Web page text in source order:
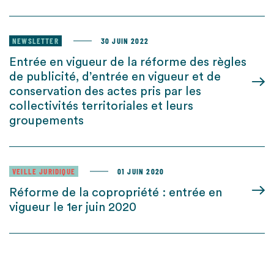
NEWSLETTER 30 JUIN 2022
Entrée en vigueur de la réforme des règles
de publicité, d’entrée en vigueur et de
conservation des actes pris par les
collectivités territoriales et leurs
groupements
VEILLE JURIDIQUE 01 JUIN 2020
Réforme de la copropriété : entrée en
vigueur le 1er juin 2020